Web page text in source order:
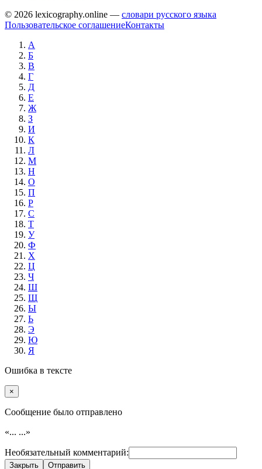
© 2026 lexicography.online — словари русского языка
Пользовательское соглашениеКонтакты
А
Б
В
Г
Д
Е
Ж
З
И
К
Л
М
Н
О
П
Р
С
Т
У
Ф
Х
Ц
Ч
Ш
Щ
Ы
Ь
Э
Ю
Я
Ошибка в тексте
×
Cообщение было отправлено
«... ...»
Необязательный комментарий:
Закрыть Отправить